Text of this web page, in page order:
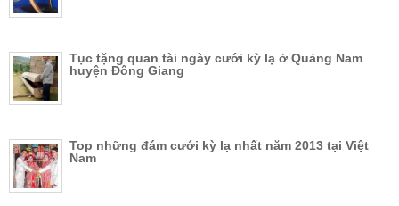
Tục tặng quan tài ngày cưới kỳ lạ ở Quảng Nam
huyện Đông Giang
Top những đám cưới kỳ lạ nhất năm 2013 tại Việt
Nam